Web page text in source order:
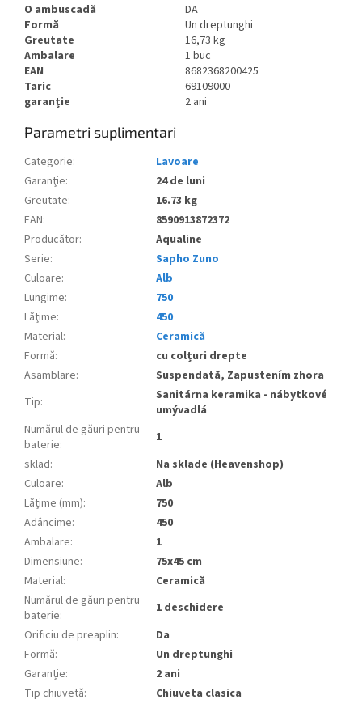
O ambuscadă
DA
Formă
Un dreptunghi
Greutate
16,73 kg
Ambalare
1 buc
EAN
8682368200425
Taric
69109000
garanție
2 ani
Parametri suplimentari
Categorie:
Lavoare
Garanţie:
24 de luni
Greutate:
16.73 kg
EAN:
8590913872372
Producător:
Aqualine
Serie:
Sapho Zuno
Culoare:
Alb
Lungime:
750
Lăţime:
450
Material:
Ceramică
Formă:
cu colțuri drepte
Asamblare:
Suspendată, Zapustením zhora
Tip:
Sanitárna keramika - nábytkové
umývadlá
Numărul de găuri pentru
baterie:
1
sklad:
Na sklade (Heavenshop)
Culoare:
Alb
Lăţime (mm):
750
Adâncime:
450
Ambalare:
1
Dimensiune:
75x45 cm
Material:
Ceramică
Numărul de găuri pentru
baterie:
1 deschidere
Orificiu de preaplin:
Da
Formă:
Un dreptunghi
Garanție:
2 ani
Tip chiuvetă: Chiuveta clasica